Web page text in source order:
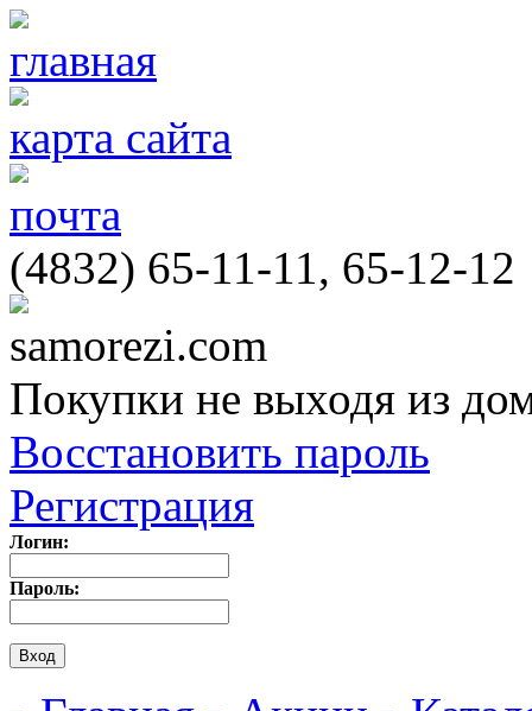
главная
карта сайта
почта
(4832) 65-11-11, 65-12-12
samorezi.com
Покупки не выходя из
Восстановить пароль
Регистрация
Логин:
Пароль: